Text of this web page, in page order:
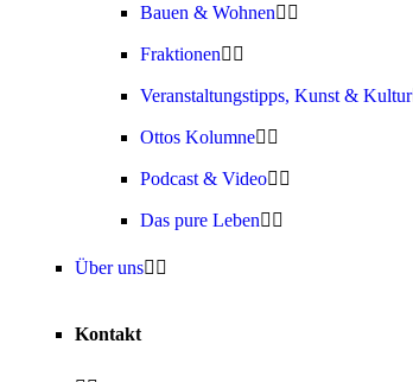
Bauen & Wohnen
Fraktionen
Veranstaltungstipps, Kunst & Kultur
Ottos Kolumne
Podcast & Video
Das pure Leben
Über uns
Kontakt